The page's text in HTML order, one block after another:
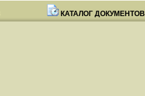
КАТАЛОГ ДОКУМЕНТОВ